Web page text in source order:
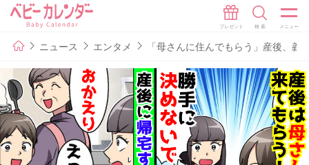
ニュース エンタメ 「母さんに住んでもらう」産後、